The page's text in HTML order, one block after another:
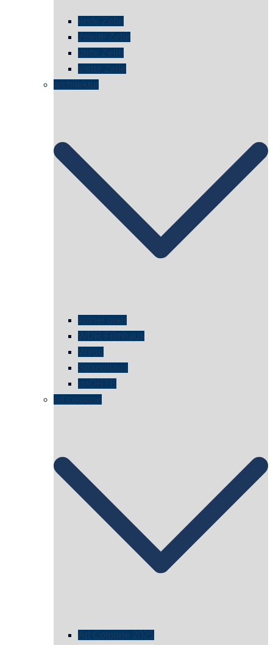
erste Zelle
zweite Zelle
dritte Zelle
vierte Zelle
architektur
kölner oper
WDR Filmhaus
Wege
Strandhaus
unORTE
art cologne
Art Cologne 2025